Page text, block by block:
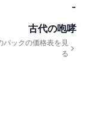
-
古代の咆哮
パックの価格表を見
る